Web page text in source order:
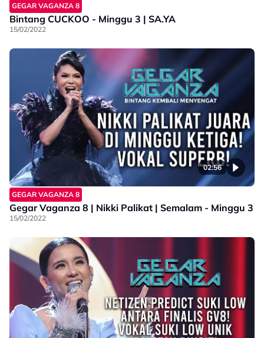
GEGAR VAGANZA 8
Bintang CUCKOO - Minggu 3 | SA.YA
15/02/2022
02:56
GEGAR VAGANZA 8
Gegar Vaganza 8 | Nikki Palikat | Semalam - Minggu 3
15/02/2022